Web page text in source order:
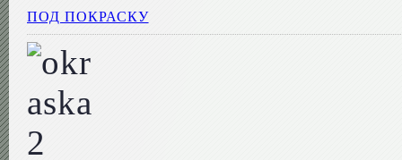
ПОД ПОКРАСКУ